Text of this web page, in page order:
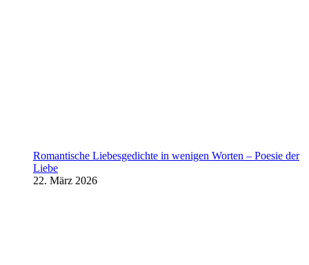
Romantische Liebesgedichte in wenigen Worten – Poesie der
Liebe
22. März 2026